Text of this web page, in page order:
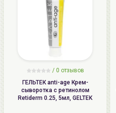
/ 0 отзывов
ГЕЛЬТЕК anti-age Крем-
сыворотка с ретинолом
Retiderm 0.25, 5мл, GELTEK